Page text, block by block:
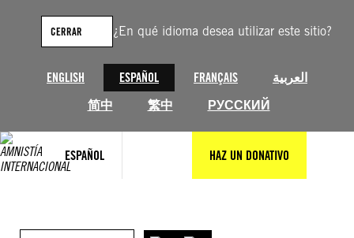
¿En qué idioma desea utilizar este sitio?
ENGLISH ESPAÑOL FRANÇAIS
العربية
简中
繁中 РУССКИЙ
CERRAR
ESPAÑOL HAZ UN DONATIVO
contenido